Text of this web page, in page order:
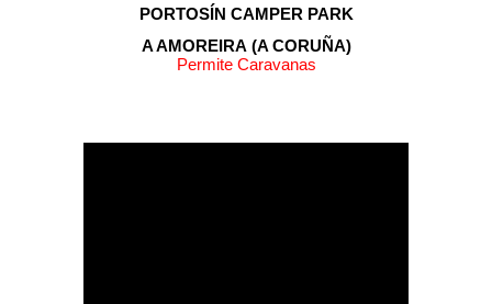
PORTOSÍN CAMPER PARK
A AMOREIRA (A CORUÑA)
Permite Caravanas